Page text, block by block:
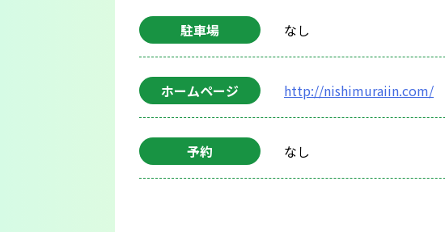
駐車場 なし
ホームページ http://nishimuraiin.com/
予約 なし